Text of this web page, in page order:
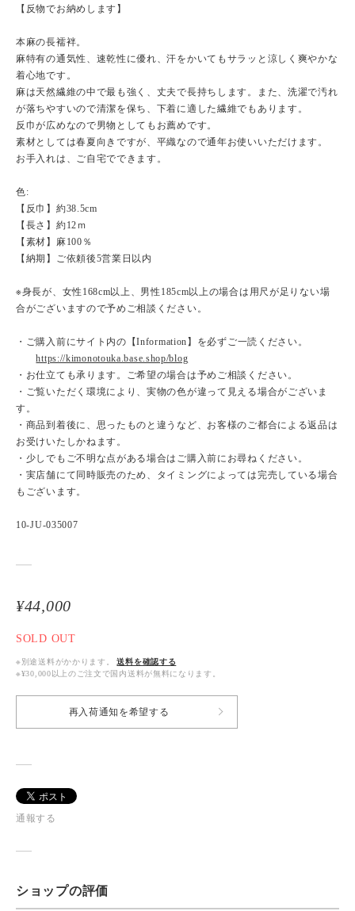
【反物でお納めします】
本麻の長襦袢。
麻特有の通気性、速乾性に優れ、汗をかいてもサラッと涼しく爽やかな
着心地です。
麻は天然繊維の中で最も強く、丈夫で長持ちします。また、洗濯で汚れ
が落ちやすいので清潔を保ち、下着に適した繊維でもあります。
反巾が広めなので男物としてもお薦めです。
素材としては春夏向きですが、平織なので通年お使いいただけます。
お手入れは、ご自宅でできます。
色:
【反巾】約38.5cm
【長さ】約12ｍ
【素材】麻100％
【納期】ご依頼後5営業日以内
※身長が、女性168cm以上、男性185cm以上の場合は用尺が足りない場
合がございますので予めご相談ください。
・ご購入前にサイト内の【Information】を必ずご一読ください。
https://kimonotouka.base.shop/blog
・お仕立ても承ります。ご希望の場合は予めご相談ください。
・ご覧いただく環境により、実物の色が違って見える場合がございま
す。
・商品到着後に、思ったものと違うなど、お客様のご都合による返品は
お受けいたしかねます。
・少しでもご不明な点がある場合はご購入前にお尋ねください。
・実店舗にて同時販売のため、タイミングによっては完売している場合
もございます。
10-JU-035007
¥44,000
SOLD OUT
※別途送料がかかります。
送料を確認する
※¥30,000以上のご注文で国内送料が無料になります。
再入荷通知を希望する
通報する
ショップの評価